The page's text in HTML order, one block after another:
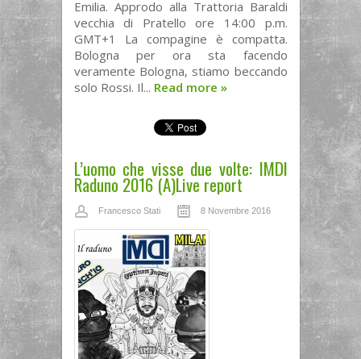
Emilia. Approdo alla Trattoria Baraldi
vecchia di Pratello ore 14:00 p.m.
GMT+1 La compagine è compatta.
Bologna per ora sta facendo
veramente Bologna, stiamo beccando
solo Rossi. Il... Read more »
L’uomo che visse due volte: IMDI
Raduno 2016 (A)Live report
Francesco Stati 8 Novembre 2016